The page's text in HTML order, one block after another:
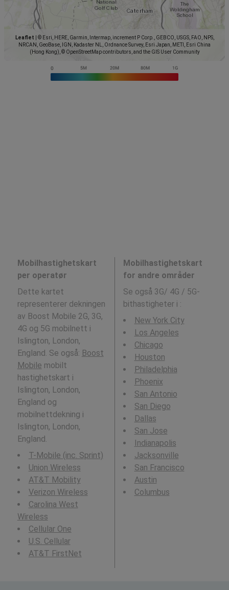
Leaflet
© Esri, HERE, Garmin, Intermap, increment P Corp., GEBCO, USGS, FAO, NPS,
NRCAN, GeoBase, IGN, Kadaster NL, Ordnance Survey, Esri Japan, METI, Esri China
(Hong Kong), © OpenStreetMap contributors, and the GIS User Community
Mobilhastighetskart
per operatør
Dette kartet
representerer dekningen
av Boost Mobile 2G, 3G,
4G og 5G mobilnett i
Islington, London,
England. Se også: Boost
Mobile mobilt
hastighetskart i
Islington, London,
England og
mobilnettdekning i
Islington, London,
England.
T-Mobile (inc. Sprint)
Union Wireless
AT&T Mobility
Verizon Wireless
Carolina West
Wireless
Cellular One
U.S. Cellular
AT&T FirstNet
Mobilhastighetskart
for andre områder
Se også 3G/ 4G / 5G-
bithastigheter i :
New York City
Los Angeles
Chicago
Houston
Philadelphia
Phoenix
San Antonio
San Diego
Dallas
San Jose
Indianapolis
Jacksonville
San Francisco
Austin
Columbus